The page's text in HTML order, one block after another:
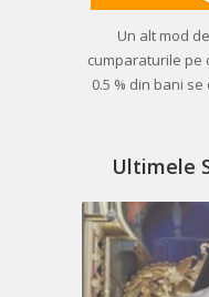
Un alt mod
cumparaturile pe
0.5 % din bani
Ultimele